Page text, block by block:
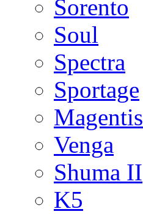
Sorento
Soul
Spectra
Sportage
Magentis
Venga
Shuma II
K5